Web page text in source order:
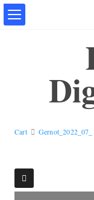
Cart